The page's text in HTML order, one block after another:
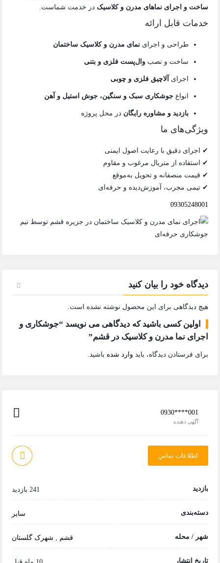
ساخت و اجرای نماهای مدرن و کلاسیک در خدمت شماست.
خدمات قابل ارائه
طراحی و اجراینمای مدرن و کلاسیک ساختمان
ساخت و نصبوال‌پست فلزی و بتنی
اجرای آلاچیق فلزی و چوبی
انواعجوشکاری سبک و سنگین، جوش استیل و آهن
بازدید و مشاوره رایگان در محل پروژه
ویژگی‌های ما
✔ اجرای دقیق با رعایت اصول ایمنی
✔ استفاده از متریال مرغوب و مقاوم
✔ قیمت منصفانه و تحویل به‌موقع
✔ تیمی مجرب، آموزش‌دیده و حرفه‌ای
09305248001
دیدگاه خود را بیان کنید
هیچ دیدگاهی برای این محصول نوشته نشده است.
اولین کسی باشید که دیدگاهی می نویسد “جوشکاری و
اجرای نما مدرن و کلاسیک در قشم”
برای فرستادن دیدگاه، باید وارد شده باشید.
0930****001
آگهی دهنده
اطلاعات تماس
بازدید 241 بازدید
دسته‌بندی سایر
شهر / محله قشم شهرک گلستان
تاریخ انتشار